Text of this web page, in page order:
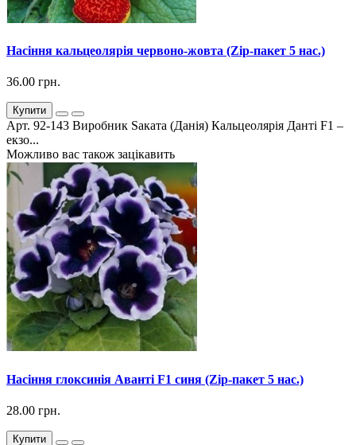
Насіння кальцеолярія червоно-жовта (Zip-пакет 5 нас.)
36.00 грн.
Купити
Арт. 92-143 Виробник Sаката (Данія) Кальцеолярія Данті F1 –
екзо...
Можливо вас також зацікавить
Насіння глоксинія Аванті F1 синя (Zip-пакет 5 нас.)
28.00 грн.
Купити